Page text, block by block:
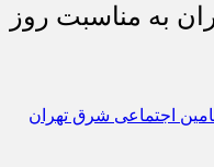
به مناسبت روز